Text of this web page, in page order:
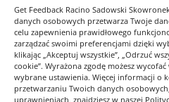
Get Feedback Racino Sadowski
danych osobowych przetwarza Twoje
celu zapewnienia prawidłowego
zarządzać swoimi preferencjami dzięki
klikając „Akceptuj wszystkie”, „Odrzuć
cookie”. Wyrażona zgodę możesz
wybrane ustawienia. Więcej informacji o
przetwarzaniu Twoich danych
uprawnieniach, znajdziesz w naszej
2026 Webankieta
Regulamin serwisu
Polityka prywatności